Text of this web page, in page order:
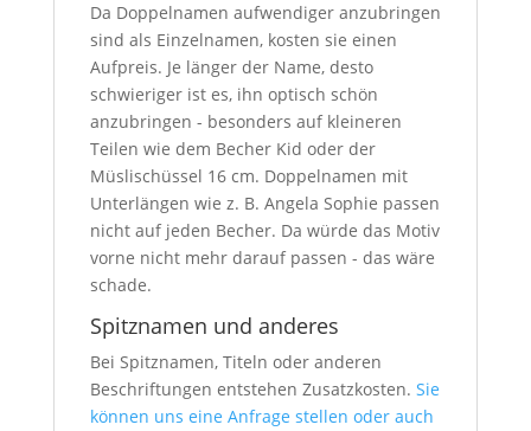
Da Doppelnamen aufwendiger anzubringen
sind als Einzelnamen, kosten sie einen
Aufpreis. Je länger der Name, desto
schwieriger ist es, ihn optisch schön
anzubringen - besonders auf kleineren
Teilen wie dem Becher Kid oder der
Müslischüssel 16 cm. Doppelnamen mit
Unterlängen wie z. B. Angela Sophie passen
nicht auf jeden Becher. Da würde das Motiv
vorne nicht mehr darauf passen - das wäre
schade.
Spitznamen und anderes
Bei Spitznamen, Titeln oder anderen
Beschriftungen entstehen Zusatzkosten. Sie
können uns eine Anfrage stellen oder auch